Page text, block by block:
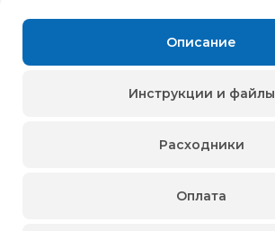
Описание
Инструкции и файлы
Расходники
Оплата